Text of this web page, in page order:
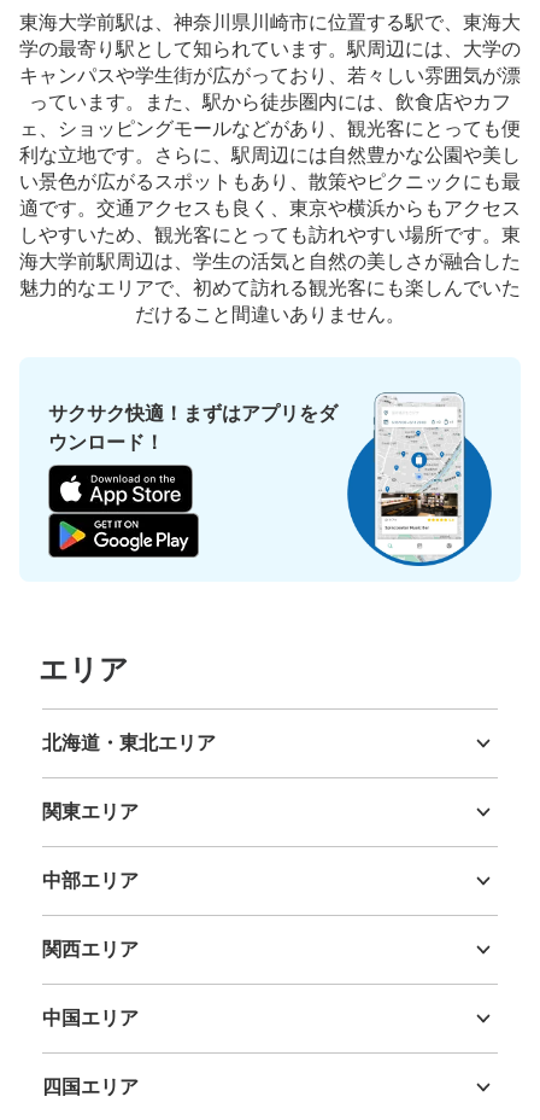
東海大学前駅は、神奈川県川崎市に位置する駅で、東海大
学の最寄り駅として知られています。駅周辺には、大学の
キャンパスや学生街が広がっており、若々しい雰囲気が漂
っています。また、駅から徒歩圏内には、飲食店やカフ
ェ、ショッピングモールなどがあり、観光客にとっても便
利な立地です。さらに、駅周辺には自然豊かな公園や美し
い景色が広がるスポットもあり、散策やピクニックにも最
適です。交通アクセスも良く、東京や横浜からもアクセス
しやすいため、観光客にとっても訪れやすい場所です。東
海大学前駅周辺は、学生の活気と自然の美しさが融合した
魅力的なエリアで、初めて訪れる観光客にも楽しんでいた
だけること間違いありません。
サクサク快適！まずはアプリをダ
ウンロード！
エリア
北海道・東北エリア
関東エリア
中部エリア
関西エリア
中国エリア
四国エリア